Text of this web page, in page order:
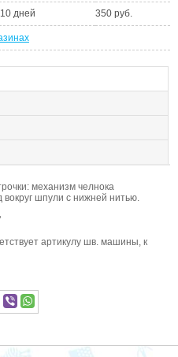
дней 350 руб.
механизм челнока
вокруг шпули с нижней нитью.
артикулу шв. машины, к